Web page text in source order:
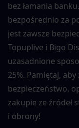
bez łamania
bezpośrednio za
jest zawsze
Topuplive i Bigo
uzasadnione
25%. Pamiętaj,
bezpieczeństwo,
zakupie ze źródeł
i obrony!